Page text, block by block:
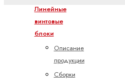
Линейные
винтовые
блоки
Описание
продукции
Сборки